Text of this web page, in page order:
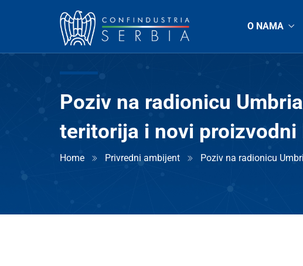
O NAMA
Poziv na radionicu
teritorija i novi proizvodni
Home Privredni ambijent Poziv na radionicu